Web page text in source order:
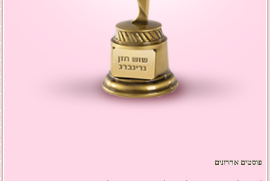
פוסטים אחרונים